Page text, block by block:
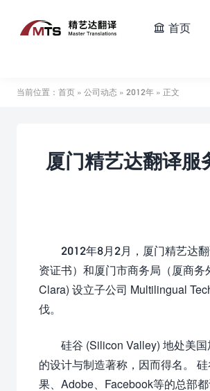
 首页
当前位置： 首页 » 公司动态 » 2012年 » 正文
厦门精艺达翻译
2012年8月2月，厦门精艺达
资证书）和厦门市商务局（厦商
Clara) 设立子公司 Multilingual
伐。
硅谷 (Silicon Valley) 地处美
的设计与制造著称，因而得名。
果、Adobe、Facebook等的总部